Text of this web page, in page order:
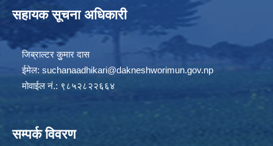
सहायक सूचना अधिकारी
जिब्राल्टर कुुमार दास
ईमेल: suchanaadhikari@dakneshworimun.gov.np
मोवाईल नं.: ९८५२८२२६६४
सम्पर्क विवरण